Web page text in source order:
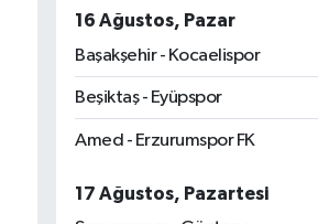
16 Ağustos, Pazar
Başakşehir - Kocaelispor
Beşiktaş - Eyüpspor
Amed - Erzurumspor FK
17 Ağustos, Pazartesi